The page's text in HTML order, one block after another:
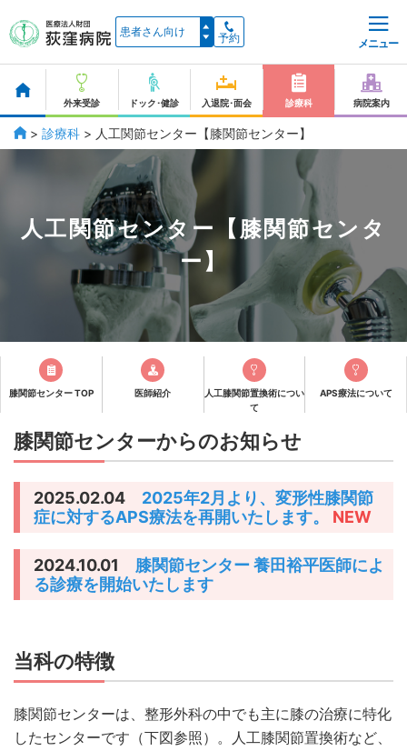
予約 メニュー
外来受診 ドック･健診 入退院･面会 診療科 病院案内
> 診療科 > 人工関節センター【膝関節センター】
人工関節センター【膝関節センタ
ー】
膝関節センター TOP 医師紹介
人工膝関節置換術につい
て
APS療法について
膝関節センターからのお知らせ
2025.02.04 2025年2月より、変形性膝関節
症に対するAPS療法を再開いたします。
NEW
2024.10.01 膝関節センター 養田裕平医師によ
る診療を開始いたします
当科の特徴
膝関節センターは、整形外科の中でも主に膝の治療に特化
したセンターです（下図参照）。人工膝関節置換術など、